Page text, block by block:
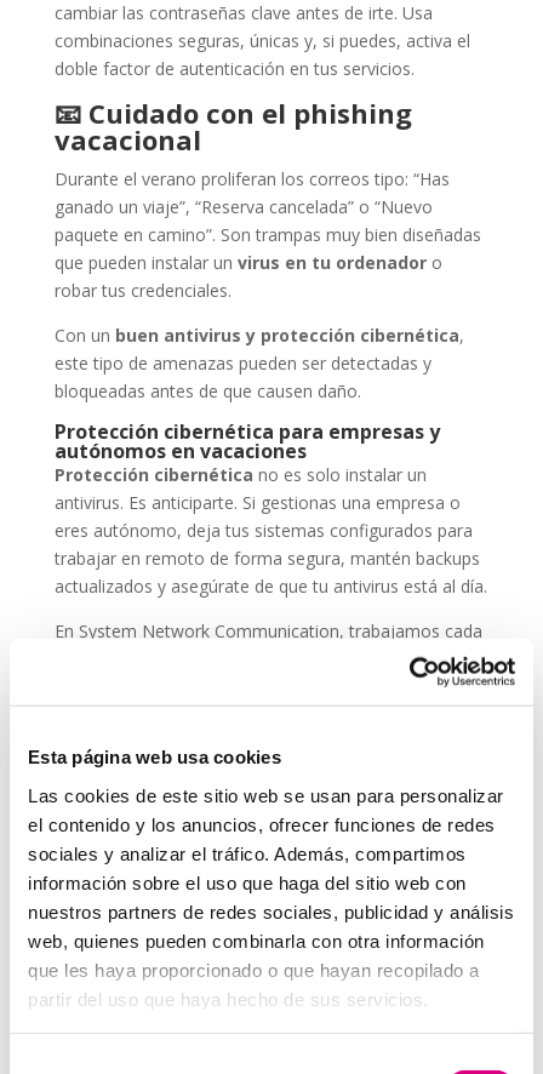
Esta página web usa cookies
Las cookies de este sitio web se usan para personalizar
el contenido y los anuncios, ofrecer funciones de redes
sociales y analizar el tráfico. Además, compartimos
información sobre el uso que haga del sitio web con
nuestros partners de redes sociales, publicidad y análisis
web, quienes pueden combinarla con otra información
que les haya proporcionado o que hayan recopilado a
partir del uso que haya hecho de sus servicios.
cambiar las contraseñas clave antes de irte. Usa
combinaciones seguras, únicas y, si puedes, activa el
doble factor de autenticación en tus servicios.
📧Cuidado con el phishing
vacacional
Durante el verano proliferan los correos tipo: “Has
ganado un viaje”, “Reserva cancelada” o “Nuevo
paquete en camino”. Son trampas muy bien diseñadas
que pueden instalar un virus en tu ordenadoro
robar tus credenciales.
Con un buen antivirus y protección cibernética,
este tipo de amenazas pueden ser detectadas y
bloqueadas antes de que causen daño.
Protección cibernética para empresas y
autónomos en vacaciones
Protección cibernética no es solo instalar un
antivirus. Es anticiparte. Si gestionas una empresa o
eres autónomo, deja tus sistemas configurados para
trabajar en remoto de forma segura, mantén backups
actualizados y asegúrate de que tu antivirus está al día.
En System Network Communication, trabajamos cada
día con autónomos y pymes que confían su seguridad
, porque entienden que un
ataque en vacaciones puede suponer una pérdida de
En System Network Communication, trabajamos cada
día con autónomos y pymes que confían su seguridad
digital a E
SET NOD 32, porque entienden que un
ataque en vacaciones puede suponer una pérdida de
datos, ingresos y reputación.
Grupo-System, ¿Quiénes somos?
EnSystem Network Communication, con más de
15 años de experiencia, disponemos de un equipo de